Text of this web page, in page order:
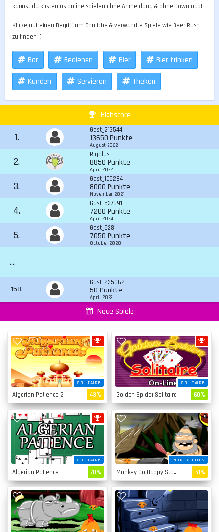
kannst du kostenlos online spielen ohne Anmeldung & ohne Download!
Klicke auf einen Begriff um ähnliche & verwandte Spiele wie Beer Rush
zu finden ;)
Bar Bedienen Bier Bier trinken
Kunden Servieren Theken
Highscore
1.
Gast_213544
13650 Punkte
August 2022
2.
Rigolus
8850 Punkte
April 2022
3.
Gast_109284
8000 Punkte
November 2021
4.
Gast_537691
7200 Punkte
April 2024
5.
Gast_528
7050 Punkte
October 2020
....
158.
Gast_225062
50 Punkte
April 2023
Neue Spiele
SOLITAIRE
Algerian Patience 2 43%
SOLITAIRE
Golden Spider Solitaire 60%
SOLITAIRE
Algerian Patience 70%
POINT & CLICK
Monkey Go Happy Stage 4 51%